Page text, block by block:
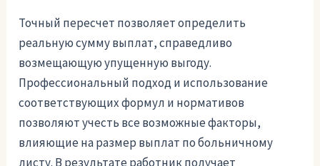
Точный пересчет позволяет определить
реальную сумму выплат, справедливо
возмещающую упущенную выгоду.
Профессиональный подход и использование
соответствующих формул и нормативов
позволяют учесть все возможные факторы,
влияющие на размер выплат по больничному
листу. В результате работник получает